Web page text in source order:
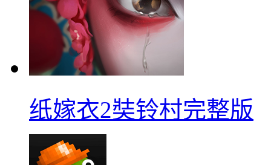
纸嫁衣2奘铃村完整版